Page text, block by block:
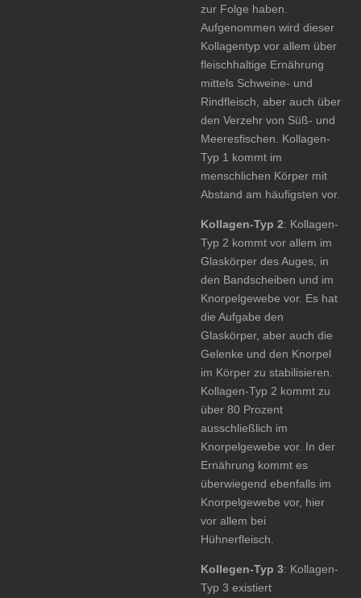
zur Folge haben.
Aufgenommen wird dieser
Kollagentyp vor allem über
fleischhaltige Ernährung
mittels Schweine- und
Rindfleisch, aber auch über
den Verzehr von Süß- und
Meeresfischen. Kollagen-
Typ 1 kommt im
menschlichen Körper mit
Abstand am häufigsten vor.
Kollagen-Typ 2: Kollagen-
Typ 2 kommt vor allem im
Glaskörper des Auges, in
den Bandscheiben und im
Knorpelgewebe vor. Es hat
die Aufgabe den
Glaskörper, aber auch die
Gelenke und den Knorpel
im Körper zu stabilisieren.
Kollagen-Typ 2 kommt zu
über 80 Prozent
ausschließlich im
Knorpelgewebe vor. In der
Ernährung kommt es
überwiegend ebenfalls im
Knorpelgewebe vor, hier
vor allem bei
Hühnerfleisch.
Kollegen-Typ 3: Kollagen-
Typ 3 existiert